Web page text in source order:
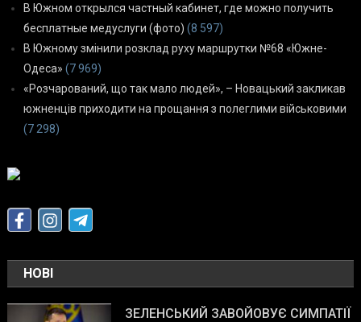
В Южном открылся частный кабинет, где можно получить
бесплатные медуслуги (фото) (8 597)
В Южному змінили розклад руху маршрутки №68 «Южне-
Одеса» (7 969)
«Розчарований, що так мало людей», – Новацький закликав
южненців приходити на прощання з полеглими військовими
(7 298)
НОВІ
ЗЕЛЕНСЬКИЙ ЗАВОЙОВУЄ СИМПАТІЇ